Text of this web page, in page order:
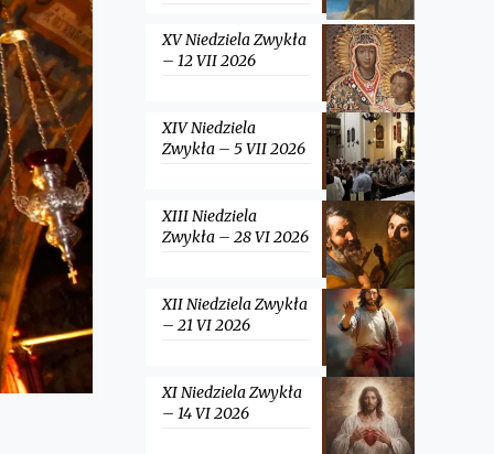
XV Niedziela Zwykła
– 12 VII 2026
XIV Niedziela
Zwykła – 5 VII 2026
XIII Niedziela
Zwykła – 28 VI 2026
XII Niedziela Zwykła
– 21 VI 2026
XI Niedziela Zwykła
– 14 VI 2026